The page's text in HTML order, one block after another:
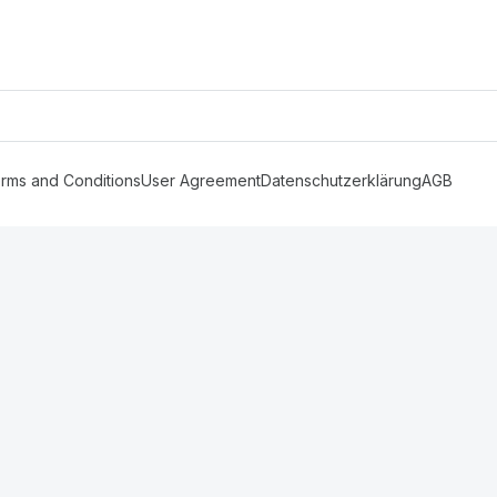
and ConditionsUser AgreementDatenschutzerklärungAGB